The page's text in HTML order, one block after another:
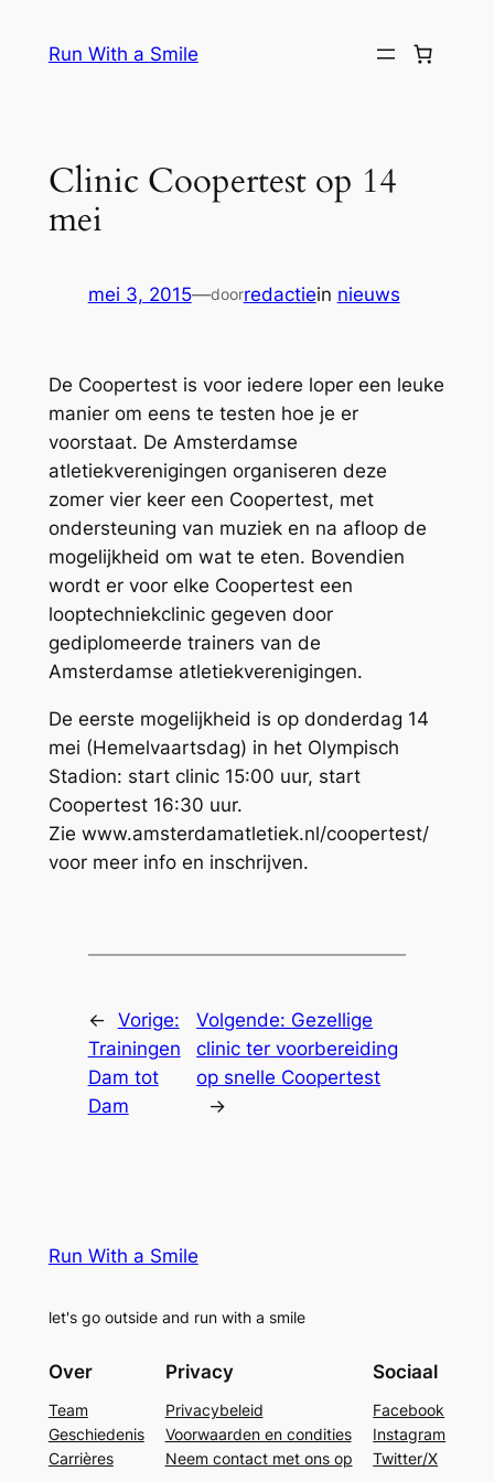
Run With a Smile
Clinic Coopertest op 14
mei
mei 3, 2015—doorredactiein nieuws
De Coopertest is voor iedere loper een leuke
manier om eens te testen hoe je er
voorstaat. De Amsterdamse
atletiekverenigingen organiseren deze
zomer vier keer een Coopertest, met
ondersteuning van muziek en na afloop de
mogelijkheid om wat te eten. Bovendien
wordt er voor elke Coopertest een
looptechniekclinic gegeven door
gediplomeerde trainers van de
Amsterdamse atletiekverenigingen.
De eerste mogelijkheid is op donderdag 14
mei (Hemelvaartsdag) in het Olympisch
Stadion: start clinic 15:00 uur, start
Coopertest 16:30 uur.
Zie www.amsterdamatletiek.nl/coopertest/
voor meer info en inschrijven.
← Vorige:
Trainingen
Dam tot
Dam
Volgende: Gezellige
clinic ter voorbereiding
op snelle Coopertest
→
Run With a Smile
let's go outside and run with a smile
Over
Team
Geschiedenis
Carrières
Privacy
Privacybeleid
Voorwaarden en condities
Neem contact met ons op
Sociaal
Facebook
Instagram
Twitter/X